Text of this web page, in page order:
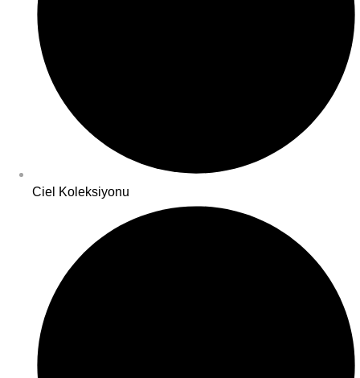
Ciel Koleksiyonu